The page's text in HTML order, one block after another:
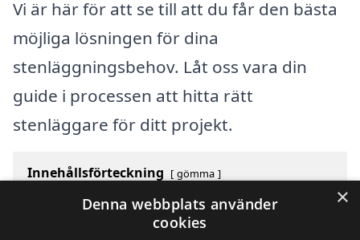
Vi är här för att se till att du får den bästa
möjliga lösningen för dina
stenläggningsbehov. Låt oss vara din
guide i processen att hitta rätt
stenläggare för ditt projekt.
Innehållsförteckning gömma
Vilken stad söker du efter proffs i?
Sök efter stenläggare i de största städerna i Sverige
Behöver du ytterligare hjälp och inspiration?
×
Denna webbplats använder
cookies